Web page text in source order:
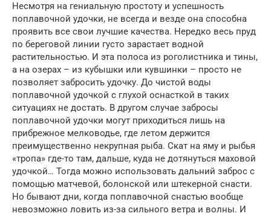
Несмотря на гениальную простоту и успешность
поплавочной удочки, не всегда и везде она способна
проявить все свои лучшие качества. Нередко весь пруд
по береговой линии густо зарастает водной
растительностью. И эта полоса из роголистника и тины,
а на озерах – из кубышки или кувшинки – просто не
позволяет забросить удочку. До чистой воды
поплавочной удочкой с глухой оснасткой в таких
ситуациях не достать. В другом случае забросы
поплавочной удочки могут приходиться лишь на
прибрежное мелководье, где летом держится
преимущественно некрупная рыба. Скат на яму и рыбья
«тропа» где-то там, дальше, куда не дотянуться маховой
удочкой… Тогда можно использовать дальний заброс с
помощью матчевой, болонской или штекерной снасти.
Но бывают дни, когда поплавочной снастью вообще
невозможно ловить из-за сильного ветра и волны. И